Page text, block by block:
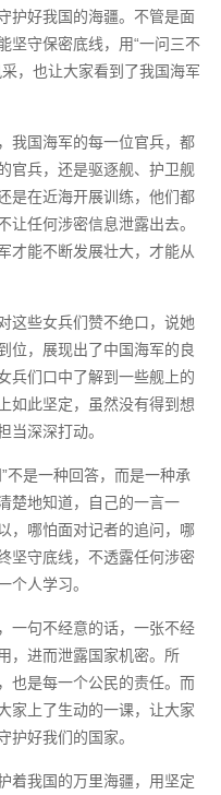
护好我国的海疆。不管是面
坚守保密底线，用“一问三不
，也让大家看到了我国海军
我国海军的每一位官兵，都
官兵，还是驱逐舰、护卫舰
是在近海开展训练，他们都
让任何涉密信息泄露出去。
才能不断发展壮大，才能从
这些女兵们赞不绝口，说她
位，展现出了中国海军的良
兵们口中了解到一些舰上的
如此坚定，虽然没有得到想
当深深打动。
不是一种回答，而是一种承
楚地知道，自己的一言一
，哪怕面对记者的追问，哪
坚守底线，不透露任何涉密
个人学习。
一句不经意的话，一张不经
，进而泄露国家机密。所
也是每一个公民的责任。而
家上了生动的一课，让大家
护好我们的国家。
着我国的万里海疆，用坚定